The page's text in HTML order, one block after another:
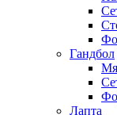
Гандбол
Лапта